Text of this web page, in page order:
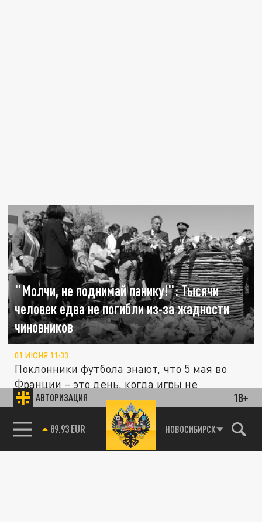
АВТОРИЗАЦИЯ 18+
85.64 BRENT НОВОСИБИРСК
"Молчи, не поднимай панику!": Тысячи
человек едва не погибли из-за жадности
чиновников
01 ИЮНЯ 11:33
Поклонники футбола знают, что 5 мая во
Франции – это день, когда игры не
проводятся. Так повелось с 1992 года...
"Чудо-препарат" вызвал уродства у тысяч
младенцев